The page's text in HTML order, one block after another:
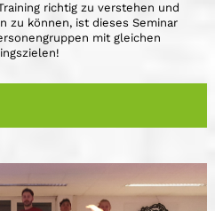
richtig zu verstehen und
zu können, ist dieses Seminar
mit gleichen